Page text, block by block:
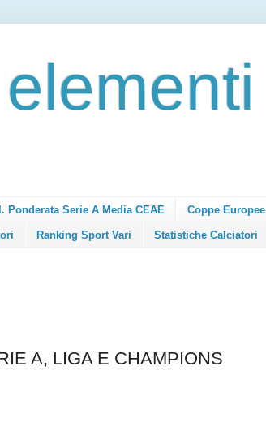
Ponderata Serie A Media CEAE Coppe Europee
Ranking Sport Vari Statistiche Calciatori
A, LIGA E CHAMPIONS